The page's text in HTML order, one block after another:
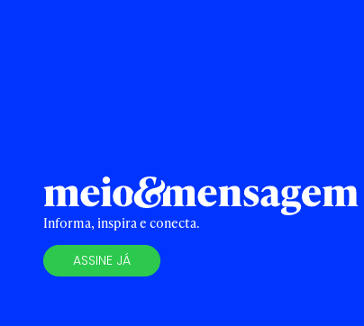
Informa, inspira e conecta.
ASSINE JÁ